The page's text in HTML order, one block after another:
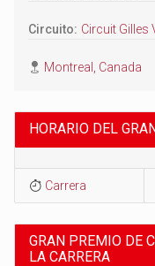
Circuito: Circuit Gilles
Montreal, Canada
HORARIO DEL
Carrera
GRAN PREMIO DE
LA CARRERA